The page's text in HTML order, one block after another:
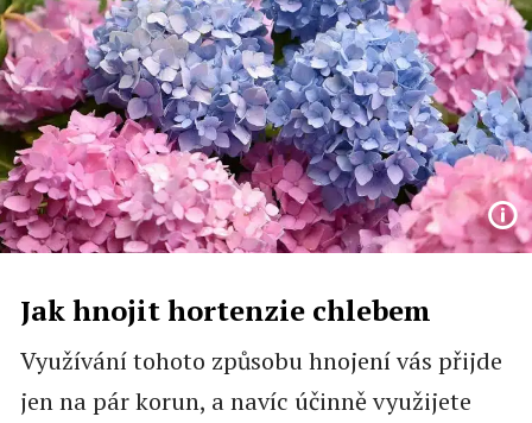
Jak hnojit hortenzie chlebem
Využívání tohoto způsobu hnojení vás přijde
jen na pár korun, a navíc účinně využijete